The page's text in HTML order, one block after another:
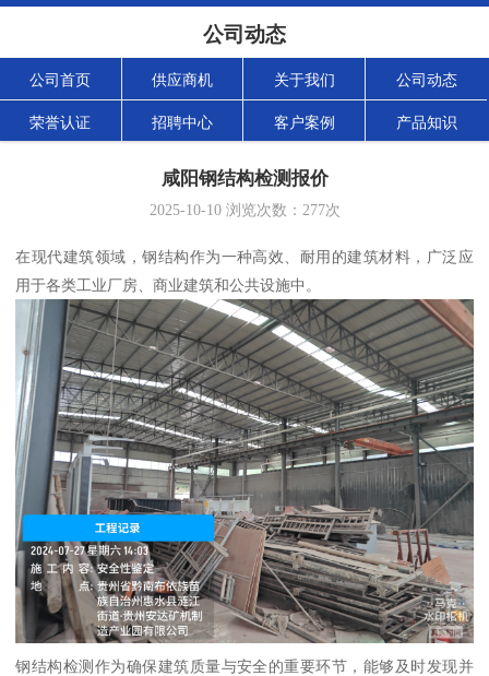
公司动态
公司首页 供应商机 关于我们 公司动态
荣誉认证 招聘中心 客户案例 产品知识
咸阳钢结构检测报价
2025-10-10浏览次数： 277次
在现代建筑领域，钢结构作为一种高效、耐用的建筑材料，广泛应
用于各类工业厂房、商业建筑和公共设施中。
钢结构检测作为确保建筑质量与安全的重要环节，能够及时发现并